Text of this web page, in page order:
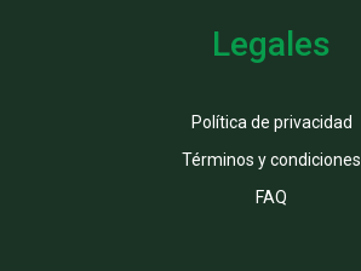
Legales
Política de privacidad
Términos y condiciones
FAQ